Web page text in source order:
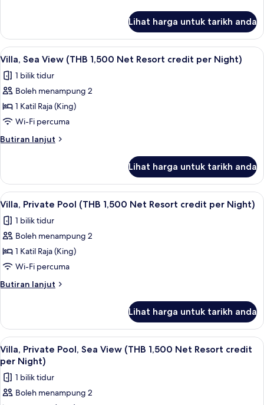
Net
Resort
credit
per
Night)
Villa,
Private
Pool
1,500
Net
credit
per
Lihat harga untuk tarikh anda
Lihat
semua
foto
untuk
Villa,
Sea
View
(THB
Net
Resort
credit
per
Night)
4
Villa, Sea View (THB 1,500 Net Resort credit per Night)
1 bilik tidur
Boleh menampung 2
1 Katil Raja (King)
Wi-Fi percuma
Butiran lanjut
Butiran
Sea
View
(THB
Net
Resort
per
Night)
Lihat harga untuk tarikh anda
Lihat
semua
foto
untuk
Villa,
Private
Pool
(THB
Net
Resort
credit
per
Night)
Bar mini, peti besi dalam bilik, meja,
6
Villa, Private Pool (THB 1,500 Net Resort credit per Night)
1 bilik tidur
Boleh menampung 2
1 Katil Raja (King)
Wi-Fi percuma
Butiran lanjut
Butiran
Private
Pool
(THB
1,500
Net
Resort
credit
Lihat harga untuk tarikh anda
Lihat
semua
foto
untuk
Villa,
5
Villa, Private Pool, Sea View (THB 1,500 Net Resort credit
per Night)
1 bilik tidur
Boleh menampung 2